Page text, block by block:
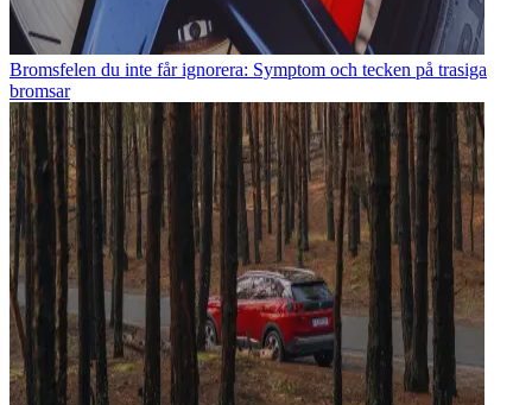
Bromsfelen du inte får ignorera: Symptom och tecken på trasiga
bromsar